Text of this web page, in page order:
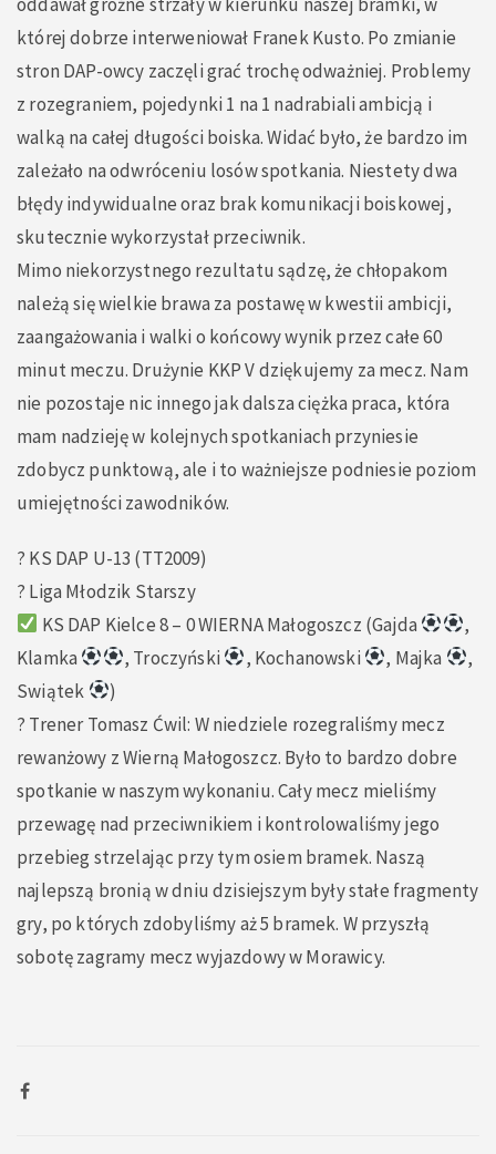
której dobrze interweniował Franek Kusto. Po zmianie
stron DAP-owcy zaczęli grać trochę odważniej. Problemy
z rozegraniem, pojedynki 1 na 1 nadrabiali ambicją i
walką na całej długości boiska. Widać było, że bardzo im
zależało na odwróceniu losów spotkania. Niestety dwa
błędy indywidualne oraz brak komunikacji boiskowej,
skutecznie wykorzystał przeciwnik.
Mimo niekorzystnego rezultatu sądzę, że chłopakom
należą się wielkie brawa za postawę w kwestii ambicji,
zaangażowania i walki o końcowy wynik przez całe 60
minut meczu. Drużynie KKP V dziękujemy za mecz. Nam
nie pozostaje nic innego jak dalsza ciężka praca, która
mam nadzieję w kolejnych spotkaniach przyniesie
zdobycz punktową, ale i to ważniejsze podniesie poziom
umiejętności zawodników.
? KS DAP U-13 (TT2009)
? Liga Młodzik Starszy
KS DAP Kielce 8 – 0 WIERNA Małogoszcz (Gajda
,
Klamka
, Troczyński , Kochanowski , Majka
,
Swiątek
)
?️ Trener Tomasz Ćwil: W niedziele rozegraliśmy mecz
rewanżowy z Wierną Małogoszcz. Było to bardzo dobre
spotkanie w naszym wykonaniu. Cały mecz mieliśmy
przewagę nad przeciwnikiem i kontrolowaliśmy jego
przebieg strzelając przy tym osiem bramek. Naszą
najlepszą bronią w dniu dzisiejszym były stałe fragmenty
gry, po których zdobyliśmy aż 5 bramek. W przyszłą
sobotę zagramy mecz wyjazdowy w Morawicy.